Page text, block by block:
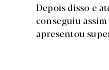
Depois disso e
conseguiu
apresentou